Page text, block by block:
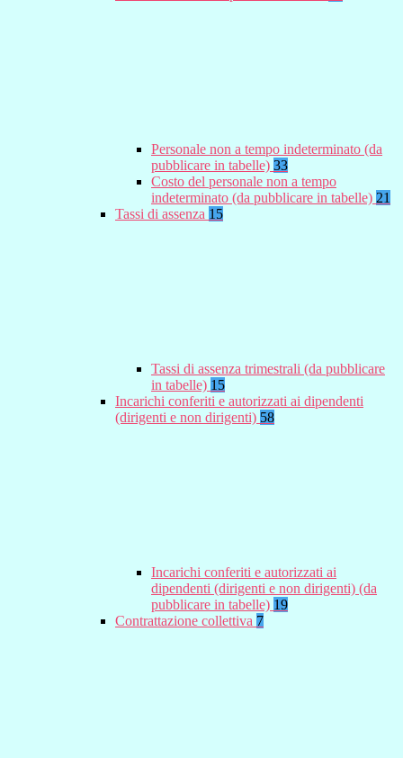
Personale non a tempo indeterminato (da
pubblicare in tabelle) 33
Costo del personale non a tempo
indeterminato (da pubblicare in tabelle) 21
Tassi di assenza 15
Tassi di assenza trimestrali (da pubblicare
in tabelle) 15
Incarichi conferiti e autorizzati ai dipendenti
(dirigenti e non dirigenti) 58
Incarichi conferiti e autorizzati ai
dipendenti (dirigenti e non dirigenti) (da
pubblicare in tabelle) 19
Contrattazione collettiva 7